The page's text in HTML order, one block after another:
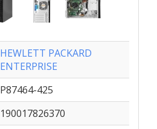
HEWLETT PACKARD
ENTERPRISE
P87464-425
190017826370